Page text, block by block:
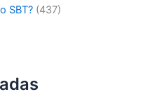
SBT? (437)